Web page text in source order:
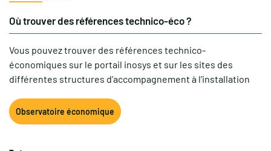
Où trouver des références technico-éco ?
Vous pouvez trouver des références technico-
économiques sur le portail inosys et sur les sites des
différentes structures d’accompagnement à l’installation
Observatoire économique